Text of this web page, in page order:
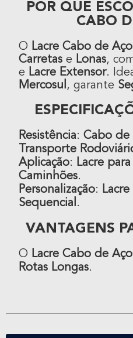
POR QUE
CABO
O Lacre Cabo de Aço
Carretas e Lonas,
e Lacre Extensor.
Mercosul, garante
Resistência: Cabo de
Transporte
Aplicação: Lacre
Caminhões.
Personalização:
Sequencial.
VANTAGENS
O Lacre Cabo de Aço
Rotas Longas.